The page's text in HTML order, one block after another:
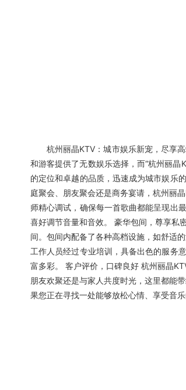
杭州丽晶KTV：城市娱乐新宠，尽享高
和游客提供了无数娱乐选择，而“杭州丽
的定位和卓越的品质，迅速成为城市娱乐
庭聚会、朋友聚会还是商务宴请，杭州丽
师精心调试，确保每一首歌曲都能呈现出
喜好调节音量和音效。 豪华包间，尊享私
间。包间内配备了各种高档设施，如舒适
工作人员经过专业培训，具备出色的服务
富多彩。 客户评价，口碑良好 杭州丽晶
朋友欢聚还是与家人共度时光，这里都能
果您正在寻找一处能够放松心情、享受音